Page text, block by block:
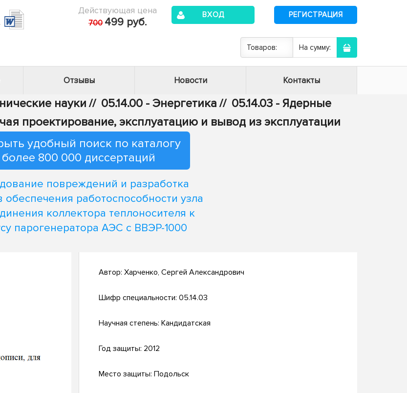
Действующая цена
700 499 руб.
ВХОД РЕГИСТРАЦИЯ
Товаров: На сумму:
Отзывы Новости Контакты
науки // 05.14.00 - Энергетика // 05.14.03 - Ядерные
проектирование, эксплуатацию и вывод из эксплуатации
удобный поиск по каталогу
более 800 000 диссертаций
повреждений и разработка
обеспечения работоспособности узла
коллектора теплоносителя к
парогенератора АЭС с ВВЭР-1000
Автор: Харченко, Сергей Александрович
Шифр специальности: 05.14.03
Научная степень: Кандидатская
Год защиты: 2012
Место защиты: Подольск